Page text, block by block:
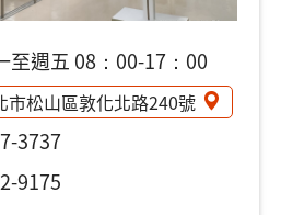
至週五 08：00-17：00
市松山區敦化北路240號
3737
9175